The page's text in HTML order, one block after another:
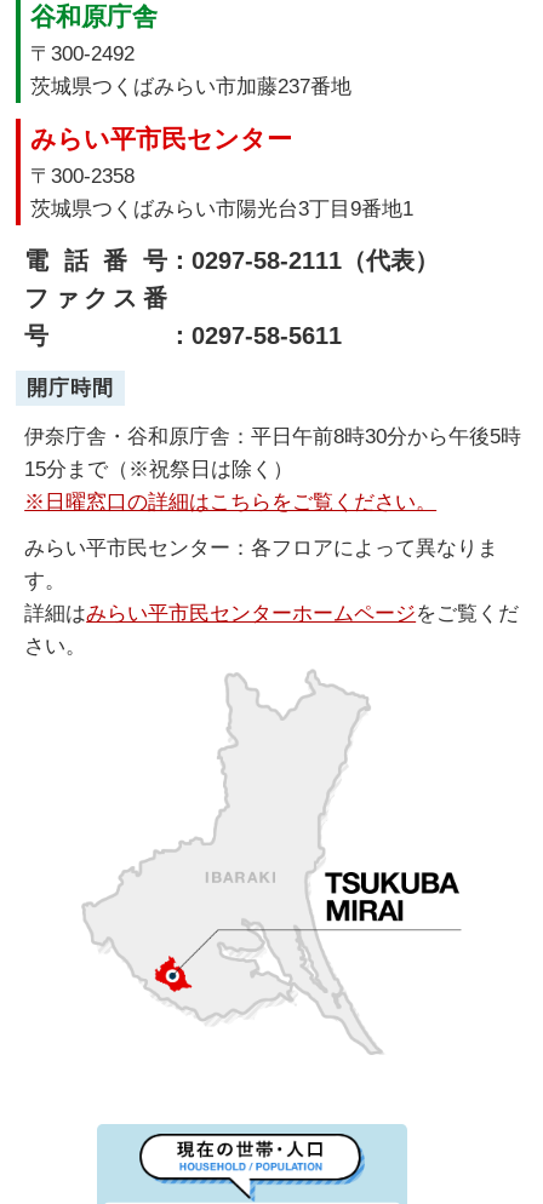
谷和原庁舎
〒300-2492
茨城県つくばみらい市加藤237番地
みらい平市民センター
〒300-2358
茨城県つくばみらい市陽光台3丁目9番地1
電話番号：0297-58-2111（代表）
ファクス番
号
：0297-58-5611
開庁時間
伊奈庁舎・谷和原庁舎：平日午前8時30分から午後5時
15分まで（※祝祭日は除く）
※日曜窓口の詳細はこちらをご覧ください。
みらい平市民センター：各フロアによって異なりま
す。
詳細はみらい平市民センターホームページをご覧くだ
さい。